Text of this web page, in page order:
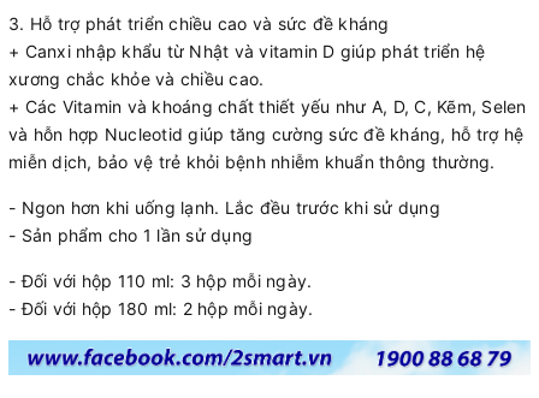
3. Hỗ trợ phát triển chiều cao và sức đề kháng
+ Canxi nhập khẩu từ Nhật và vitamin D giúp phát triển hệ
xương chắc khỏe và chiều cao.
+ Các Vitamin và khoáng chất thiết yếu như A, D, C, Kẽm, Selen
và hỗn hợp Nucleotid giúp tăng cường sức đề kháng, hỗ trợ hệ
miễn dịch, bảo vệ trẻ khỏi bệnh nhiễm khuẩn thông thường.
- Ngon hơn khi uống lạnh. Lắc đều trước khi sử dụng
- Sản phẩm cho 1 lần sử dụng
- Đối với hộp 110 ml: 3 hộp mỗi ngày.
- Đối với hộp 180 ml: 2 hộp mỗi ngày.